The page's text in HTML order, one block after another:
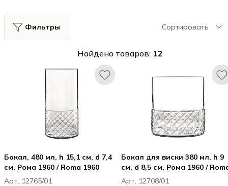
Фильтры Сортировать
Найдено товаров: 12
Бокал, 480 мл, h 15,1 см, d 7,4
см, Рома 1960 / Roma 1960
Арт. 12765/01
Бокал для виски 380 мл, h 9
см, d 8,5 см, Рома 1960 /
1960
Арт. 12708/01